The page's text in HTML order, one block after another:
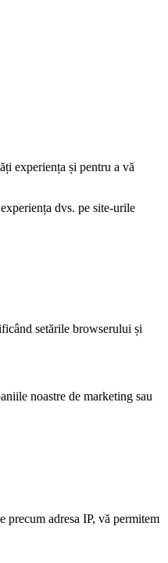
experiența și pentru a vă
dvs. pe site-urile
setările browserului și
noastre de marketing sau
adresa IP, vă permitem